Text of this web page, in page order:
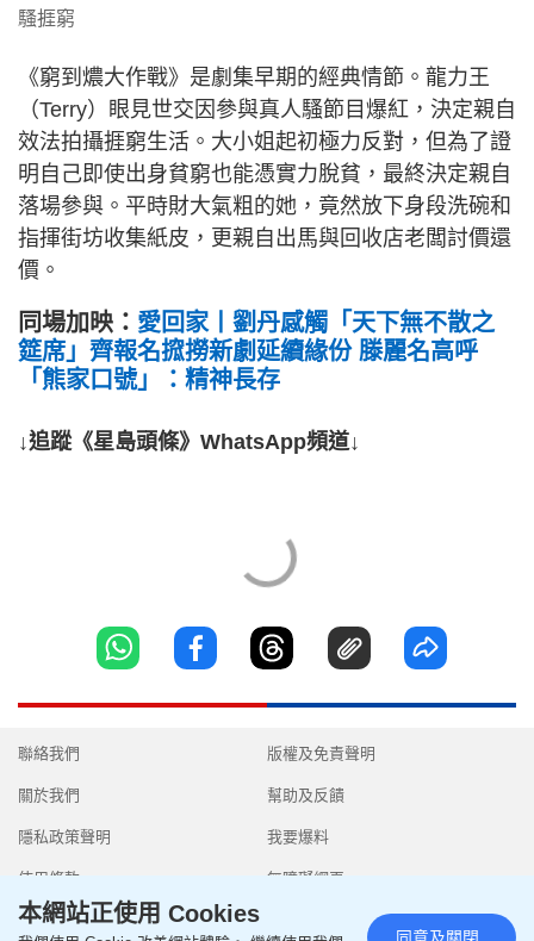
騷捱窮
《窮到燶大作戰》是劇集早期的經典情節。龍力王
（Terry）眼見世交因參與真人騷節目爆紅，決定親自
效法拍攝捱窮生活。大小姐起初極力反對，但為了證
明自己即使出身貧窮也能憑實力脫貧，最終決定親自
落場參與。平時財大氣粗的她，竟然放下身段洗碗和
指揮街坊收集紙皮，更親自出馬與回收店老闆討價還
價。
同場加映： 愛回家丨劉丹感觸「天下無不散之
筵席」齊報名搲撈新劇延續緣份 滕麗名高呼
「熊家口號」：精神長存
↓追蹤《星島頭條》WhatsApp頻道↓
聯絡我們
關於我們
隱私政策聲明
使用條款
版權及免責聲明
幫助及反饋
我要爆料
無障礙網頁
本網站正使用 Cookies
同意及關閉